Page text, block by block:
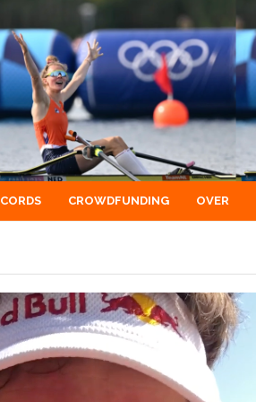
CROWDFUNDING OVER